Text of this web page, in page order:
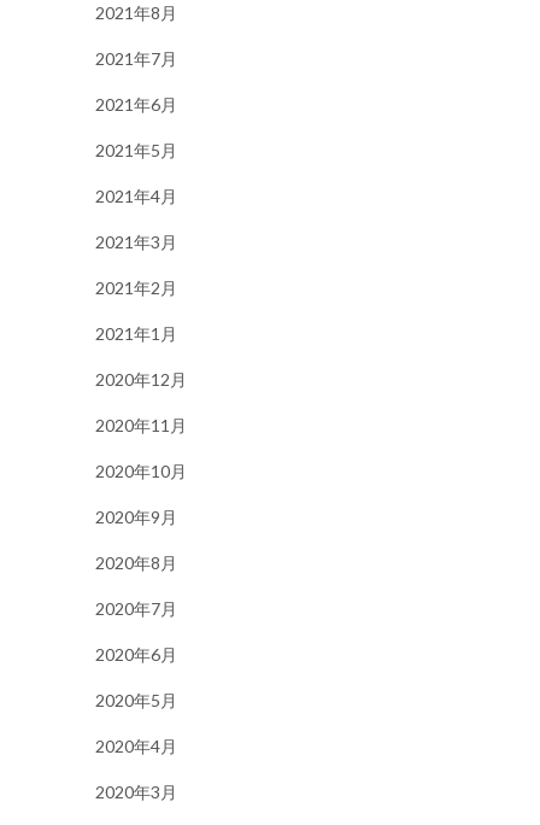
2021年8月
2021年7月
2021年6月
2021年5月
2021年4月
2021年3月
2021年2月
2021年1月
2020年12月
2020年11月
2020年10月
2020年9月
2020年8月
2020年7月
2020年6月
2020年5月
2020年4月
2020年3月